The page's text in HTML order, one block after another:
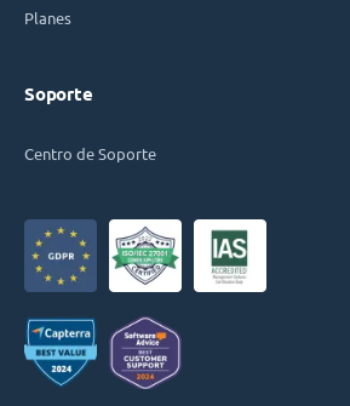
Planes
Soporte
Centro de Soporte